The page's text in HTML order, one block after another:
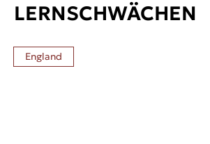
LERNSCHWÄCHEN
England